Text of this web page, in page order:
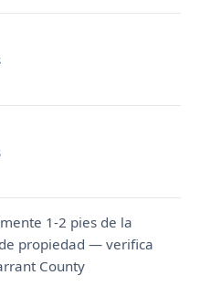
1-2 pies de la
propiedad — verifica
County